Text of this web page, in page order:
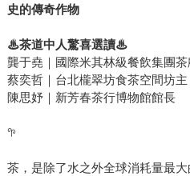
史的傳奇作物
♨茶道中人驚喜選讀♨
龔于堯｜國際米其林級餐飲集團茶
蔡奕哲｜台北櫳翠坊食茶空間坊主
陳思妤｜新芳春茶行博物館館長
𖧧
茶，是除了水之外全球消耗量最